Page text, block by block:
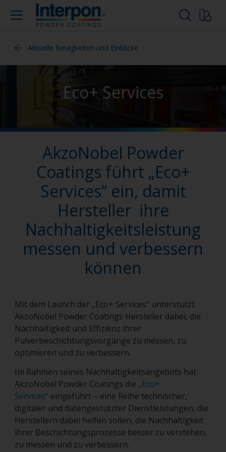
Aktuelle Neuigkeiten und Einblicke
Eco+ Services
AkzoNobel Powder
Coatings führt „Eco+
Services“ ein, damit
Hersteller ihre
Nachhaltigkeitsleistung
messen und verbessern
können
Mit dem Launch der „Eco+ Services“ unterstützt
AkzoNobel Powder Coatings Hersteller dabei, die
Nachhaltigkeit und Effizienz ihrer
Pulverbeschichtungsvorgänge zu messen, zu
optimieren und zu verbessern.
Im Rahmen seines Nachhaltigkeitsangebots hat
AkzoNobel Powder Coatings die „Eco+
Services“ eingeführt – eine Reihe technischer,
digitaler und datengestützter Dienstleistungen, die
Herstellern dabei helfen sollen, die Nachhaltigkeit
ihrer Beschichtungsprozesse besser zu verstehen,
zu messen und zu verbessern.